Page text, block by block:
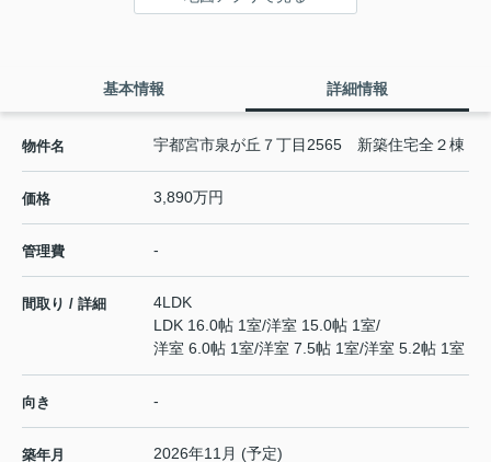
基本情報 詳細情報
物件名 宇都宮市泉が丘７丁目2565 新築住宅全２棟
価格 3,890万円
管理費 -
間取り / 詳細
4LDK
LDK 16.0帖 1室/洋室 15.0帖 1室/
洋室 6.0帖 1室/洋室 7.5帖 1室/洋室 5.2帖 1室
向き -
築年月 2026年11月 (予定)